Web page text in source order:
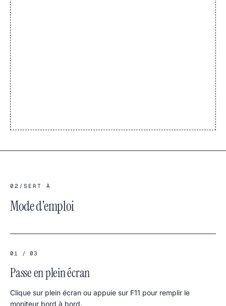
02 / SERT À
Mode d'emploi
01 / 03
Passe en plein écran
Clique sur plein écran ou appuie sur F11 pour remplir le
moniteur bord à bord.